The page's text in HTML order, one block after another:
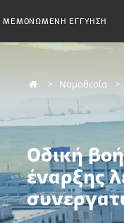
ΜΕΜΟΝΩΜΕΝΗ ΕΓΓΥΗΣΗ
Νομοθεσία
Οδική
έναρξης